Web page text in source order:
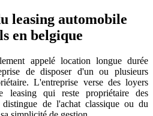
leasing automobile
en belgique
appelé location longue durée
de disposer d'un ou plusieurs
L'entreprise verse des loyers
leasing qui reste propriétaire des
de l'achat classique ou du